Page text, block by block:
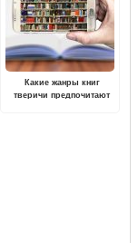
Какие жанры книг
тверичи предпочитают